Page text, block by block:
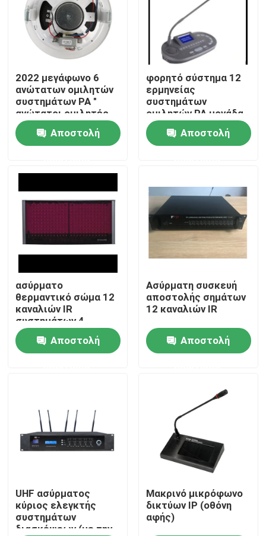
Σπίτι
Προϊόντα
Περίπου εμείς
Γύρος εργοστασίων
Μας ελάτε σε επαφή με
Ειδήσεις
Περιπτώσεις
Ενισχυτής συστημάτων PA
2022 μεγάφωνο 6
ανώτατων ομιλητών
συστημάτων PA "
ανώτατοι ομιλητές
1.5W-3W-6W
Αποστολή
φορητό σύστημα 12
ερμηνείας
συστημάτων
ομιλητών PA μονάδα
διερμηνέων καναλιών
Αποστολή
ασύρματο
θερμαντικό σώμα 12
καναλιών IR
συστημάτων 4
ομιλητών PA
Αποστολή
Ασύρματη συσκευή
αποστολής σημάτων
12 καναλιών IR
Αποστολή
UHF ασύρματος
κύριος ελεγκτής
συστημάτων
διασκέψεων (με την
Μακρινό μικρόφωνο
δικτύων IP (οθόνη
αφής)